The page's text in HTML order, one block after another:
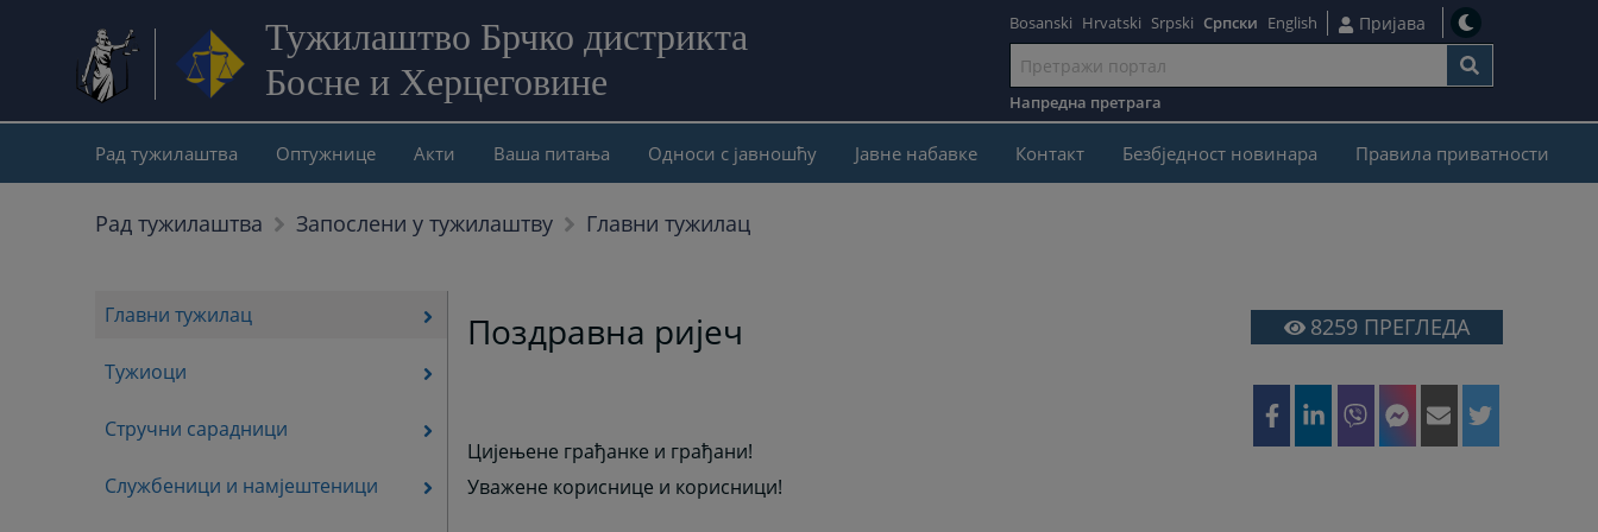
Тужилаштво Брчко дистрикта
Босне и Херцеговине
садржај
Bosanski Hrvatski Srpski Српски English Пријава
Напредна претрага
Рад тужилаштва Оптужнице Акти Ваша питања Односи с јавношћу Јавне набавке Контакт Безбjедност новинара Правила приватности
Рад тужилаштва Запослени у тужилаштву Главни тужилац
Главни тужилац
Тужиоци
Стручни сарадници
Службеници и намјештеници
Поздравна ријеч
Цијењене грађанке и грађани!
Уважене кориснице и корисници!
8259 ПРЕГЛЕДА